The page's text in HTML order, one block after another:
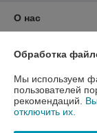
О нас
Контакты
Доставка и
График работы
Обработка
Мы используем
пользователей
рекомендаций.
отключить их.